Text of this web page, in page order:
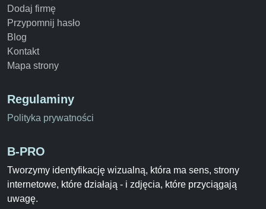
Dodaj firmę
Przypomnij hasło
Blog
Kontakt
Mapa strony
Regulaminy
Polityka prywatności
B-PRO
Tworzymy identyfikację wizualną, która ma sens, strony
internetowe, które działają - i zdjęcia, które przyciągają
uwagę.